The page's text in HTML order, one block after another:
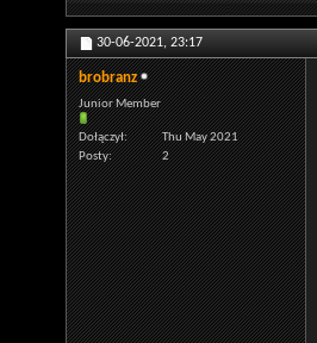
30-06-2021, 23:17
brobranz
Junior Member
Dołączył
Thu May 2021
Posty
2